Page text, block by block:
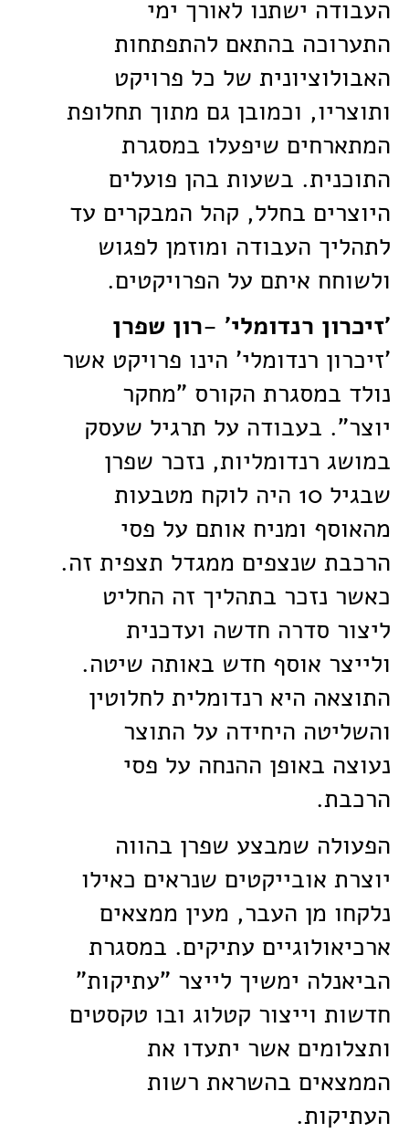
העבודה ישתנו לאורך ימי
התערוכה בהתאם להתפתחות
האבולוציונית של כל פרויקט
ותוצריו, וכמובן גם מתוך תחלופת
המתארחים שיפעלו במסגרת
התוכנית. בשעות בהן פועלים
היוצרים בחלל, קהל המבקרים עד
לתהליך העבודה ומוזמן לפגוש
ולשוחח איתם על הפרויקטים.
'זיכרון רנדומלי' -רון שפרן
'זיכרון רנדומלי' הינו פרויקט אשר
נולד במסגרת הקורס "מחקר
יוצר". בעבודה על תרגיל שעסק
במושג רנדומליות, נזכר שפרן
שבגיל 10 היה לוקח מטבעות
מהאוסף ומניח אותם על פסי
הרכבת שנצפים ממגדל תצפית זה.
כאשר נזכר בתהליך זה החליט
ליצור סדרה חדשה ועדכנית
ולייצר אוסף חדש באותה שיטה.
התוצאה היא רנדומלית לחלוטין
והשליטה היחידה על התוצר
נעוצה באופן ההנחה על פסי
הרכבת.
הפעולה שמבצע שפרן בהווה
יוצרת אובייקטים שנראים כאילו
נלקחו מן העבר, מעין ממצאים
ארכיאולוגיים עתיקים. במסגרת
הביאנלה ימשיך לייצר "עתיקות"
חדשות וייצור קטלוג ובו טקסטים
ותצלומים אשר יתעדו את
הממצאים בהשראת רשות
העתיקות.